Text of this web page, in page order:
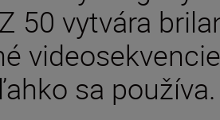
50 vytvára
sa používa.